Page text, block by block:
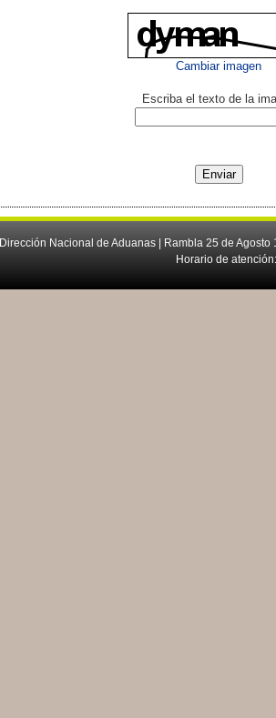
Cambiar imagen
Escriba el texto de la
Dirección Nacional de Aduanas | Rambla 25 de
Horario de